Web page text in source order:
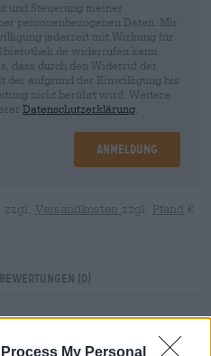
My Personal
und Steuerung meiner
personenbezogenen Daten. Mir
jederzeit mit Wirkung für
widerrufen kann.
dass durch den Widerruf der
der aufgrund der Einwilligung bis
nicht berührt wird. Weitere
Datenschutzerklärung
Anmeldung
zzgl. Versandkosten zzgl. Pfand €
Bewertungen (0)
Lady bewahrt auch in